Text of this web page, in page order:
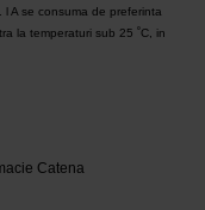
l A se consuma de preferinta
la temperaturi sub 25 ˚C, in
Catena